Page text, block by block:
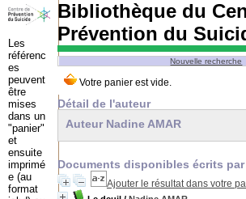
Bibliothèque du
Prévention du
Nouvelle recherche
Détail de l'auteur
Auteur Nadine AMAR
Documents disponibles écrits
Ajouter le résultat dans votre
Les
référenc
es
peuvent
être
mises
dans un
"panier"
et
ensuite
imprimé
e (au
format